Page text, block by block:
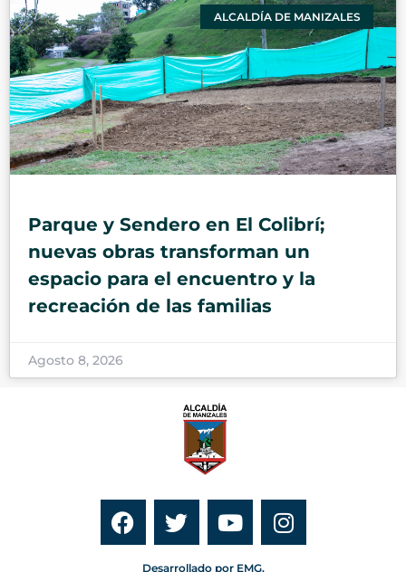
ALCALDÍA DE MANIZALES
Parque y Sendero en El Colibrí;
nuevas obras transforman un
espacio para el encuentro y la
recreación de las familias
Agosto 8, 2026
Desarrollado por EMG.